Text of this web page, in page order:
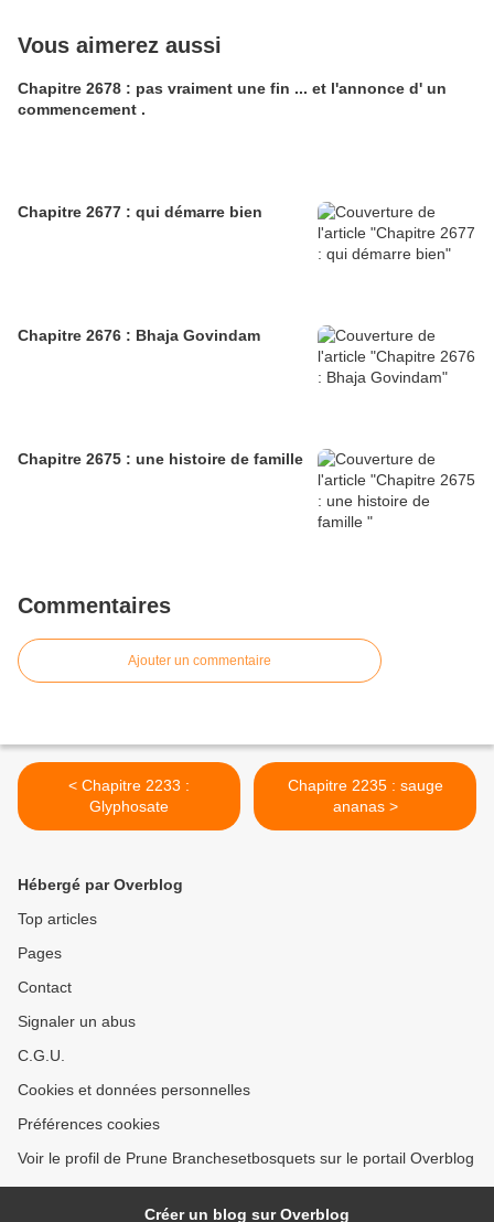
Vous aimerez aussi
Chapitre 2678 : pas vraiment une fin ... et l'annonce d' un
commencement .
Chapitre 2677 : qui démarre bien
Chapitre 2676 : Bhaja Govindam
Chapitre 2675 : une histoire de famille
Commentaires
Ajouter un commentaire
< Chapitre 2233 :
Glyphosate
Chapitre 2235 : sauge
ananas >
Hébergé par Overblog
Top articles
Pages
Contact
Signaler un abus
C.G.U.
Cookies et données personnelles
Préférences cookies
Voir le profil de Prune Branchesetbosquets sur le portail Overblog
Créer un blog sur Overblog